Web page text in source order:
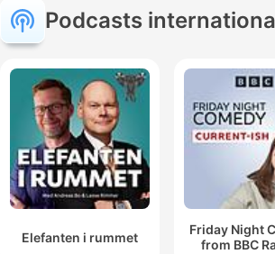
Podcasts
Elefanten i rummet
Friday Night
from BBC